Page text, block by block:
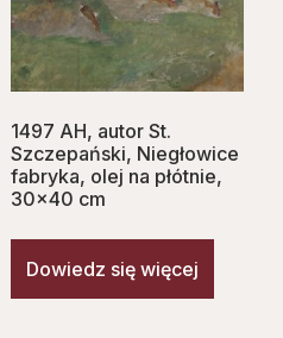
1497 AH, autor St.
Szczepański, Niegłowice
fabryka, olej na płótnie,
30×40 cm
Dowiedz się więcej